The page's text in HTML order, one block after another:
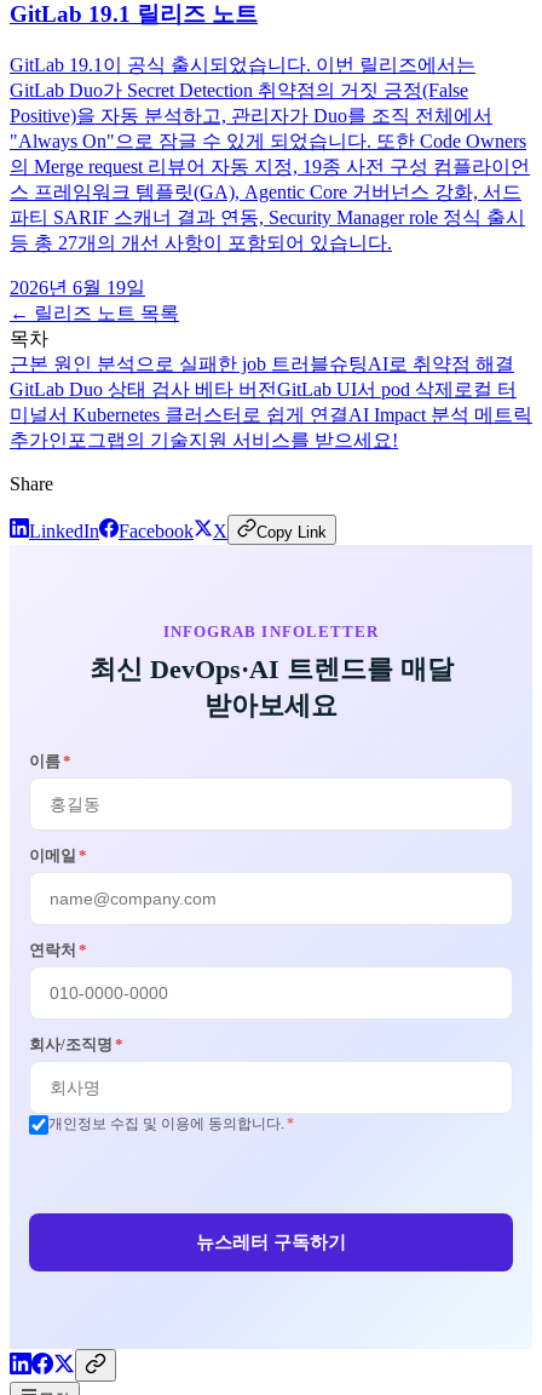
GitLab 19.1 릴리즈 노트
GitLab 19.1이 공식 출시되었습니다. 이번 릴리즈에서는
GitLab Duo가 Secret Detection 취약점의 거짓 긍정(False
Positive)을 자동 분석하고, 관리자가 Duo를 조직 전체에서
"Always On"으로 잠글 수 있게 되었습니다. 또한 Code Owners
의 Merge request 리뷰어 자동 지정, 19종 사전 구성 컴플라이언
스 프레임워크 템플릿(GA), Agentic Core 거버넌스 강화, 서드
파티 SARIF 스캐너 결과 연동, Security Manager role 정식 출시
등 총 27개의 개선 사항이 포함되어 있습니다.
2026년 6월 19일
← 릴리즈 노트 목록
목차
근본 원인 분석으로 실패한 job 트러블슈팅AI로 취약점 해결
GitLab Duo 상태 검사 베타 버전GitLab UI서 pod 삭제 로컬 터
미널서 Kubernetes 클러스터로 쉽게 연결AI Impact 분석 메트릭
추가인포그랩의 기술지원 서비스를 받으세요!
Share
LinkedIn Facebook X Copy Link
INFOGRAB INFOLETTER
최신 DevOps·AI 트렌드를 매달
받아보세요
이름*
이메일 *
연락처 *
회사/조직명 *
개인정보 수집 및 이용에 동의합니다. *
뉴스레터 구독하기